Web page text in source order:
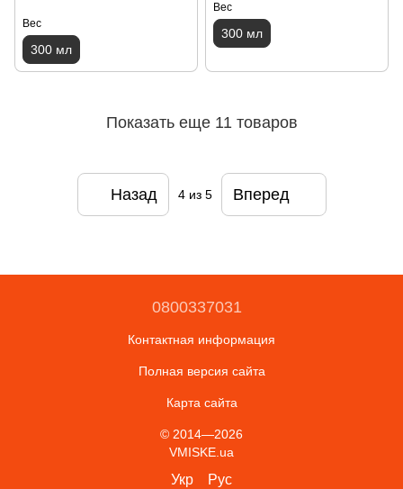
Вес
300 мл
Вес
300 мл
Показать еще 11 товаров
Назад 4из 5 Вперед
0800337031
Контактная информация
Полная версия сайта
Карта сайта
© 2014—2026
VMISKE.ua
Укр Рус